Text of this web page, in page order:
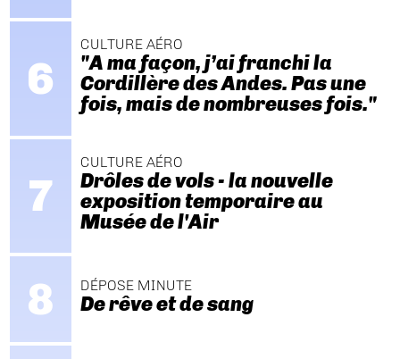
CULTURE AÉRO
"A ma façon, j’ai franchi la
Cordillère des Andes. Pas une
fois, mais de nombreuses fois."
CULTURE AÉRO
Drôles de vols - la nouvelle
exposition temporaire au
Musée de l'Air
DÉPOSE MINUTE
De rêve et de sang